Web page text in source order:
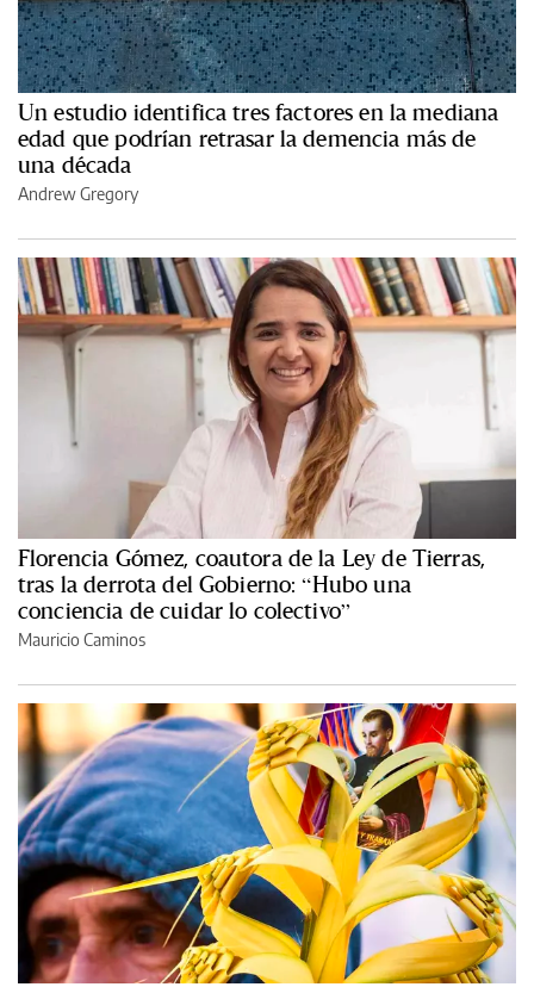
Un estudio identifica tres factores en la mediana
edad que podrían retrasar la demencia más de
una década
Andrew Gregory
Florencia Gómez, coautora de la Ley de Tierras,
tras la derrota del Gobierno: “Hubo una
conciencia de cuidar lo colectivo”
Mauricio Caminos